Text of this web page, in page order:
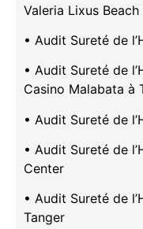
Valeria Lixus
• Audit Sureté de
• Audit Sureté de
Casino Malabata à
• Audit Sureté de
• Audit Sureté de
Center
• Audit Sureté de
Tanger